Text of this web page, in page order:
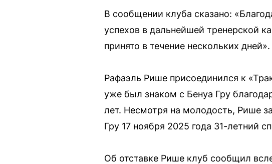
В сообщении клуба сказано:
успехов в дальнейшей тренерской
принято в течение нескольких дней».
Рафаэль Рише присоединился к
уже был знаком с Бенуа Гру
лет. Несмотря на молодость, Рише
Гру 17 ноября 2025 года 31-летний
Об отставке Рише клуб сообщил